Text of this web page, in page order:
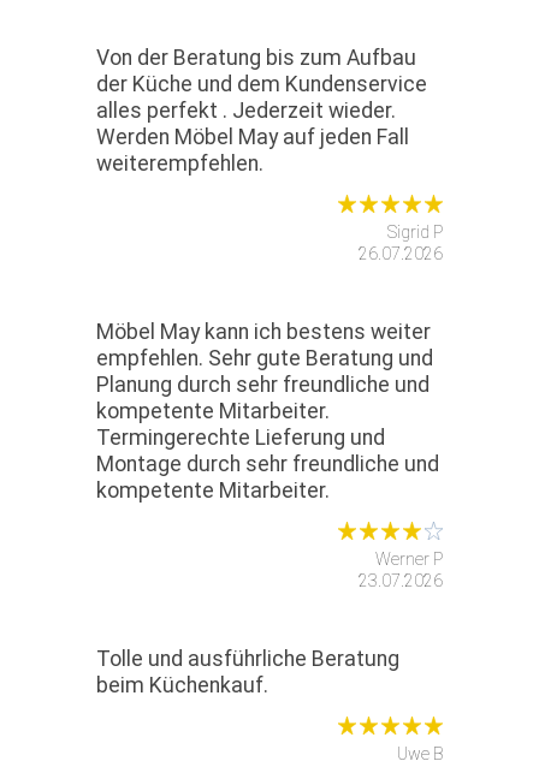
Von der Beratung bis zum Aufbau
der Küche und dem Kundenservice
alles perfekt . Jederzeit wieder.
Werden Möbel May auf jeden Fall
weiterempfehlen.
Sigrid P
26.07.2026
Möbel May kann ich bestens weiter
empfehlen. Sehr gute Beratung und
Planung durch sehr freundliche und
kompetente Mitarbeiter.
Termingerechte Lieferung und
Montage durch sehr freundliche und
kompetente Mitarbeiter.
Werner P
23.07.2026
Tolle und ausführliche Beratung
beim Küchenkauf.
Uwe B